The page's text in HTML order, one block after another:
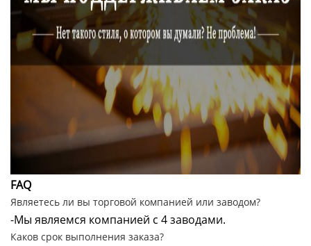
FAQ
Являетесь ли вы торговой компанией или заводом?
-Мы являемся компанией с 4 заводами.
Каков срок выполнения заказа?